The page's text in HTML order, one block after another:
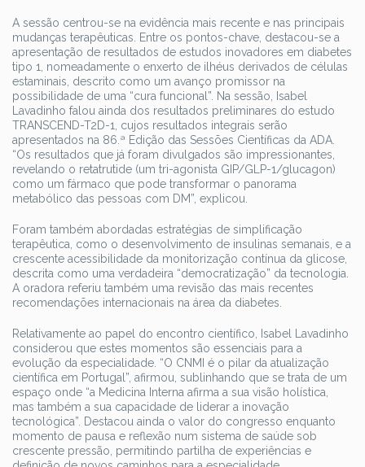
A sessão centrou-se na evidência mais recente e nas principais
mudanças terapêuticas. Entre os pontos-chave, destacou-se a
apresentação de resultados de estudos inovadores em diabetes
tipo 1, nomeadamente o enxerto de ilhéus derivados de células
estaminais, descrito como um avanço promissor na
possibilidade de uma “cura funcional”. Na sessão, Isabel
Lavadinho falou ainda dos resultados preliminares do estudo
TRANSCEND-T2D-1, cujos resultados integrais serão
apresentados na 86.ª Edição das Sessões Científicas da ADA.
“Os resultados que já foram divulgados são impressionantes,
revelando o retatrutide (um tri-agonista GIP/GLP-1/glucagon)
como um fármaco que pode transformar o panorama
metabólico das pessoas com DM”, explicou.
Foram também abordadas estratégias de simplificação
terapêutica, como o desenvolvimento de insulinas semanais, e a
crescente acessibilidade da monitorização contínua da glicose,
descrita como uma verdadeira “democratização” da tecnologia.
A oradora referiu também uma revisão das mais recentes
recomendações internacionais na área da diabetes.
Relativamente ao papel do encontro científico, Isabel Lavadinho
considerou que estes momentos são essenciais para a
evolução da especialidade. “O CNMI é o pilar da atualização
científica em Portugal”, afirmou, sublinhando que se trata de um
espaço onde “a Medicina Interna afirma a sua visão holística,
mas também a sua capacidade de liderar a inovação
tecnológica”. Destacou ainda o valor do congresso enquanto
momento de pausa e reflexão num sistema de saúde sob
crescente pressão, permitindo partilha de experiências e